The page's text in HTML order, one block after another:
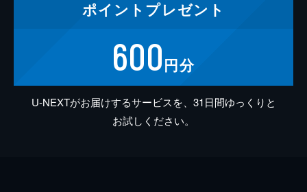
ポイント プレゼント
600円分
U-NEXTがお届けするサービスを、31日間ゆっくりと
お試しください。